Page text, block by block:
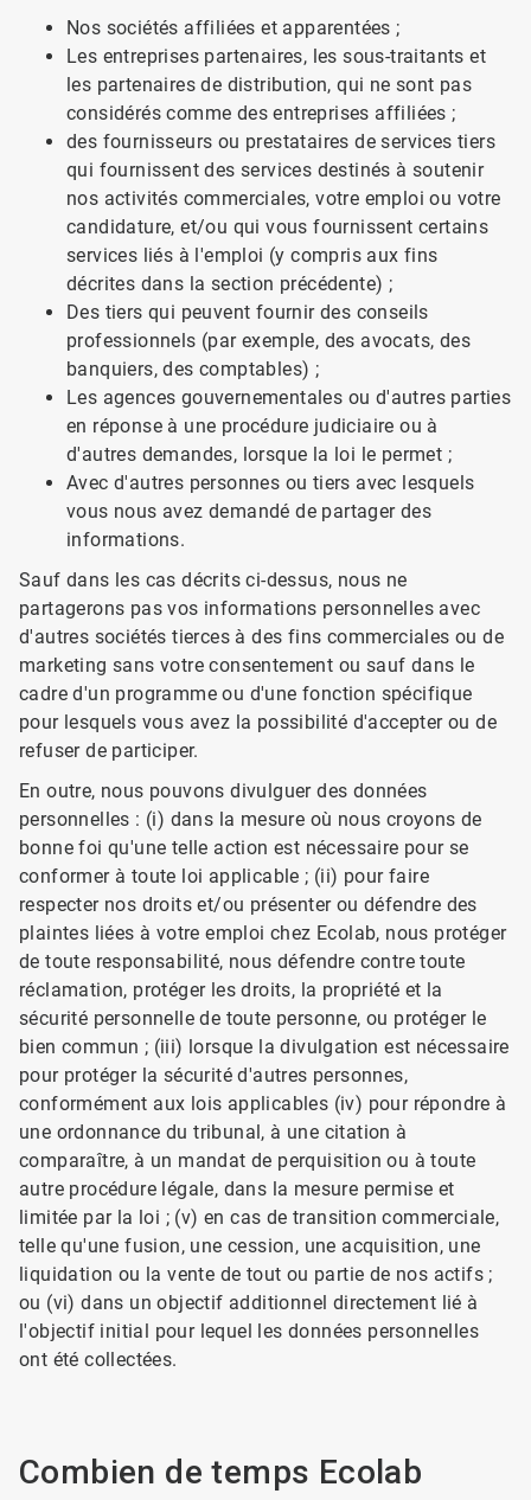
Nos sociétés affiliées et apparentées ;
Les entreprises partenaires, les sous-traitants et
les partenaires de distribution, qui ne sont pas
considérés comme des entreprises affiliées ;
des fournisseurs ou prestataires de services tiers
qui fournissent des services destinés à soutenir
nos activités commerciales, votre emploi ou votre
candidature, et/ou qui vous fournissent certains
services liés à l'emploi (y compris aux fins
décrites dans la section précédente) ;
Des tiers qui peuvent fournir des conseils
professionnels (par exemple, des avocats, des
banquiers, des comptables) ;
Les agences gouvernementales ou d'autres parties
en réponse à une procédure judiciaire ou à
d'autres demandes, lorsque la loi le permet ;
Avec d'autres personnes ou tiers avec lesquels
vous nous avez demandé de partager des
informations.
Sauf dans les cas décrits ci-dessus, nous ne
partagerons pas vos informations personnelles avec
d'autres sociétés tierces à des fins commerciales ou de
marketing sans votre consentement ou sauf dans le
cadre d'un programme ou d'une fonction spécifique
pour lesquels vous avez la possibilité d'accepter ou de
refuser de participer.
En outre, nous pouvons divulguer des données
personnelles : (i) dans la mesure où nous croyons de
bonne foi qu'une telle action est nécessaire pour se
conformer à toute loi applicable ; (ii) pour faire
respecter nos droits et/ou présenter ou défendre des
plaintes liées à votre emploi chez Ecolab, nous protéger
de toute responsabilité, nous défendre contre toute
réclamation, protéger les droits, la propriété et la
sécurité personnelle de toute personne, ou protéger le
bien commun ; (iii) lorsque la divulgation est nécessaire
pour protéger la sécurité d'autres personnes,
conformément aux lois applicables (iv) pour répondre à
une ordonnance du tribunal, à une citation à
comparaître, à un mandat de perquisition ou à toute
autre procédure légale, dans la mesure permise et
limitée par la loi ; (v) en cas de transition commerciale,
telle qu'une fusion, une cession, une acquisition, une
liquidation ou la vente de tout ou partie de nos actifs ;
ou (vi) dans un objectif additionnel directement lié à
l'objectif initial pour lequel les données personnelles
ont été collectées.
Combien de temps Ecolab